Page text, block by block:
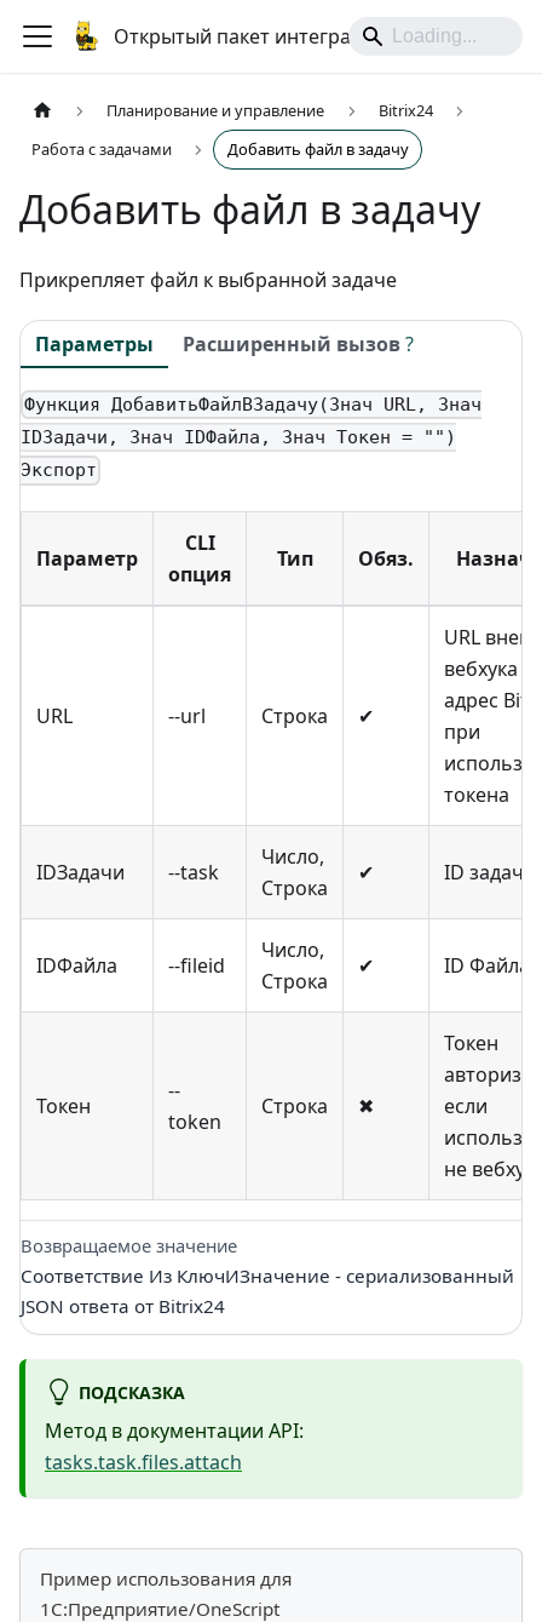
Открытый пакет интеграций
Планирование и управление
Bitrix24
Работа с задачами
Добавить файл в задачу
Добавить файл в задачу
Прикрепляет файл к выбранной задаче
Параметры Расширенный вызов?
Функция ДобавитьФайлВЗадачу(Знач URL, Знач
IDЗадачи, Знач IDФайла, Знач Токен = "")
Экспорт
Параметр
CLI
опция
Тип Обяз.
URL --url Строка ✔
URL
вебхука
адрес
при
токена
IDЗадачи --task
Число,
Строка
✔ ID задачи
IDФайла --fileid
Число,
Строка
✔ ID Файла
Токен
--
token
Строка ✖
Токен
если
не вебхук
Возвращаемое значение
Соответствие Из КлючИЗначение - сериализованный
JSON ответа от Bitrix24
ПОДСКАЗКА
Метод в документации API:
tasks.task.files.attach
Пример использования для
1С:Предприятие/OneScript